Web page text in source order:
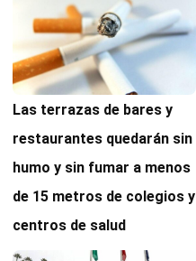
Las terrazas de bares y
restaurantes quedarán sin
humo y sin fumar a menos
de 15 metros de colegios y
centros de salud